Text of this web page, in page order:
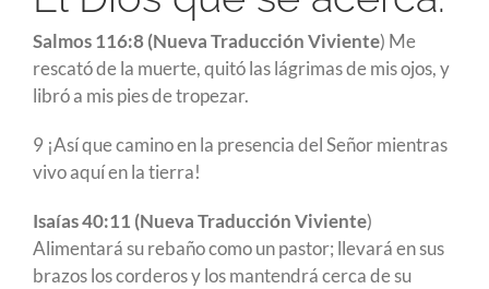
Salmos 116:8 (Nueva Traducción Viviente) Me
rescató de la muerte, quitó las lágrimas de mis ojos, y
libró a mis pies de tropezar.
9 ¡Así que camino en la presencia del Señor mientras
vivo aquí en la tierra!
Isaías 40:11 (Nueva Traducción Viviente)
Alimentará su rebaño como un pastor; llevará en sus
brazos los corderos y los mantendrá cerca de su